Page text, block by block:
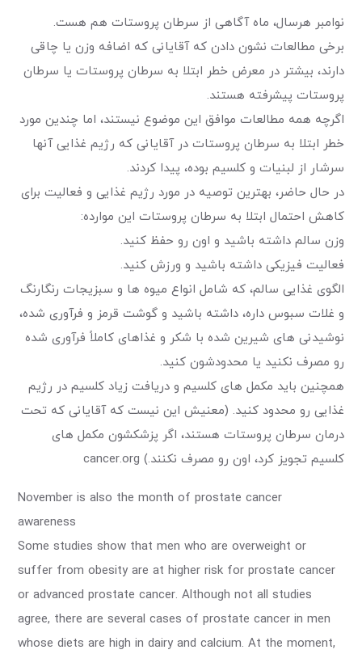
نوامبر هرسال، ماه آگاهی از سرطان پروستات هم هست.
برخی مطالعات نشون دادن که آقایانی که اضافه وزن یا چاقی
دارند، بیشتر در معرض خطر ابتلا به سرطان پروستات یا سرطان
پروستات پیشرفته هستند.
اگرچه همه مطالعات موافق این موضوع نیستند، اما چندین مورد
خطر ابتلا به سرطان پروستات در آقایانی که رژیم غذایی آنها
سرشار از لبنیات و کلسیم بوده، پیدا کردند.
در حال حاضر، بهترین توصیه در مورد رژیم غذایی و فعالیت برای
کاهش احتمال ابتلا به سرطان پروستات این موارده:
وزن سالم داشته باشید و اون رو حفظ کنید.
فعالیت فیزیکی داشته باشید و ورزش کنید.
الگوی غذایی سالم، که شامل انواع میوه ها و سبزیجات رنگارنگ
و غلات سبوس داره، داشته باشید و گوشت قرمز و فرآوری شده،
نوشیدنی های شیرین شده با شکر و غذاهای کاملاً فرآوری شده
رو مصرف نکنید یا محدودشون کنید.
همچنین باید مکمل های کلسیم و دریافت زیاد کلسیم در رژیم
غذایی رو محدود کنید. (معنیش این نیست که آقایانی که تحت
درمان سرطان پروستات هستند، اگر پزشکشون مکمل های
کلسیم تجویز کرد، اون رو مصرف نکنند.) cancer.org
November is also the month of prostate cancer
awareness
Some studies show that men who are overweight or
suffer from obesity are at higher risk for prostate cancer
or advanced prostate cancer. Although not all studies
agree, there are several cases of prostate cancer in men
whose diets are high in dairy and calcium. At the moment,